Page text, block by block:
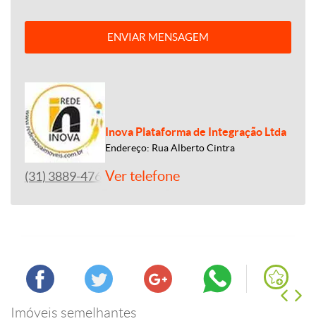
ENVIAR MENSAGEM
Inova Plataforma de Integração Ltda
Endereço: Rua Alberto Cintra
(31) 3889-4765Ver telefone
Imóveis semelhantes